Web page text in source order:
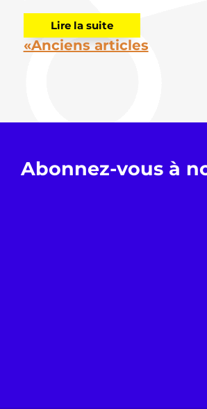
Lire la suite
«Anciens articles
Abonnez-vous à